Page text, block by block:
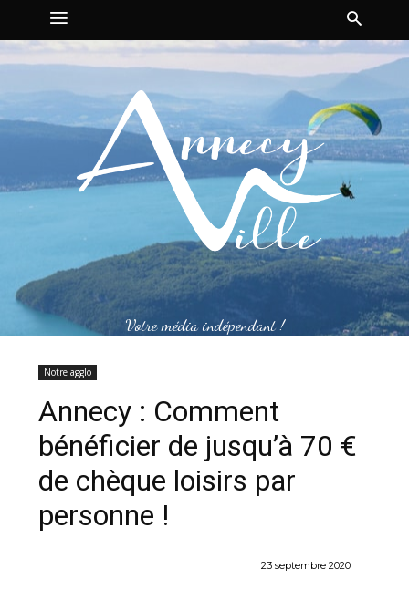
Votre média indépendant !
Notre agglo
Annecy : Comment
bénéficier de jusqu’à 70 €
de chèque loisirs par
personne !
23 septembre 2020